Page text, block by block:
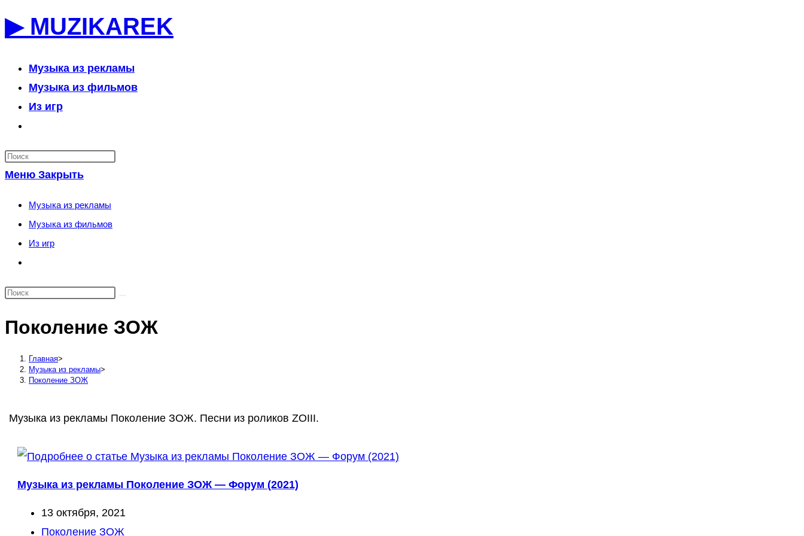
к▶ MUZIKAREK
Музыка из рекламы
Музыка из фильмов
Из игр
по
веб-
сайту
Меню Закрыть
Музыка из рекламы
Музыка из фильмов
Из игр
по
сайту
Поколение ЗОЖ
Главная>
Музыка из рекламы>
Поколение ЗОЖ
Музыка из рекламы Поколение ЗОЖ. Песни из роликов ZOIII.
Музыка из рекламы Поколение ЗОЖ — Форум (2021)
Запись
опубликована:
13 октября, 2021
Рубрика
Поколение ЗОЖ